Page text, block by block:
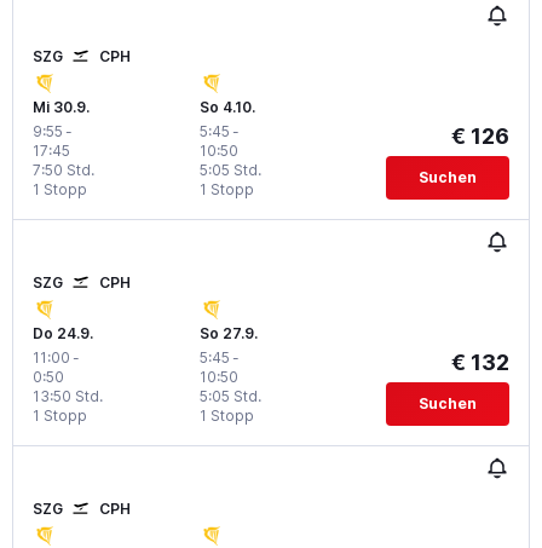
SZG CPH
Mi 30.9.
9:55 -
17:45
1 Stopp
7:50 Std.
So 4.10.
5:45 -
10:50
1 Stopp
5:05 Std.
€ 126
Suchen
SZG CPH
Do 24.9.
11:00 -
0:50
1 Stopp
13:50 Std.
So 27.9.
5:45 -
10:50
1 Stopp
5:05 Std.
€ 132
Suchen
SZG CPH